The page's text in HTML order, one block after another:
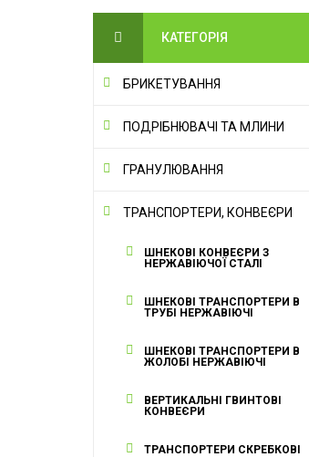
КАТЕГОРІЯ
БРИКЕТУВАННЯ
ПОДРІБНЮВАЧІ ТА МЛИНИ
ГРАНУЛЮВАННЯ
ТРАНСПОРТЕРИ, КОНВЕЄРИ
ШНЕКОВІ КОНВЕЄРИ З
НЕРЖАВІЮЧОЇ СТАЛІ
ШНЕКОВІ ТРАНСПОРТЕРИ В
ТРУБІ НЕРЖАВІЮЧІ
ШНЕКОВІ ТРАНСПОРТЕРИ В
ЖОЛОБІ НЕРЖАВІЮЧІ
ВЕРТИКАЛЬНІ ГВИНТОВІ
КОНВЕЄРИ
ТРАНСПОРТЕРИ СКРЕБКОВІ